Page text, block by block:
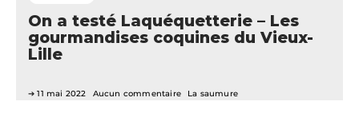
On a testé Laquéquetterie – Les
gourmandises coquines du Vieux-
Lille
11 mai 2022 Aucun commentaire La saumure